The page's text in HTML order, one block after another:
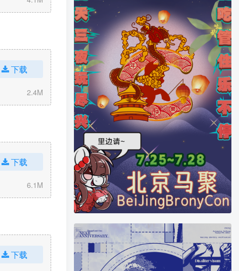
下载
2.4M
下载
6.1M
下载